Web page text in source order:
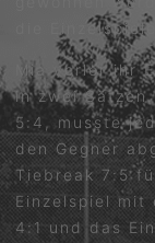
die Einzelspiele.
Mia verlor ihr
in zwei
5:4, musste
den Gegner
Tiebreak 7:5
Einzelspiel mit
4:1 und das